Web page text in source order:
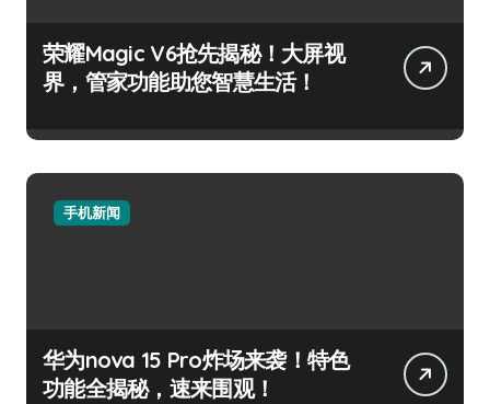
荣耀Magic V6抢先揭秘！大屏视
界，管家功能助您智慧生活！
手机新闻
华为nova 15 Pro炸场来袭！特色
功能全揭秘，速来围观！